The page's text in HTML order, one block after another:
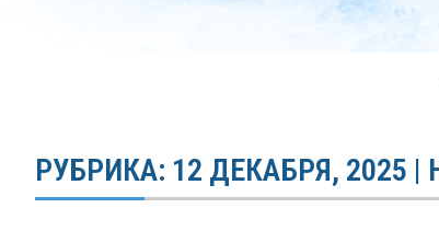
РУБРИКА: 12 ДЕКАБРЯ, 2025 |